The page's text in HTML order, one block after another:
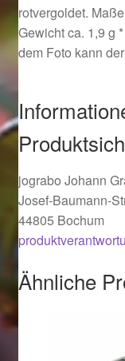
Ostergeschenke
Ostergeschenke
Ostergeschenke
Ostergeschenke
Partner
Shop
Startseite
rotvergoldet.
Gewicht ca. 1,9 g
dem Foto kann
jograbo Johann
Josef-Baumann-
44805 Bochum
Ähnliche